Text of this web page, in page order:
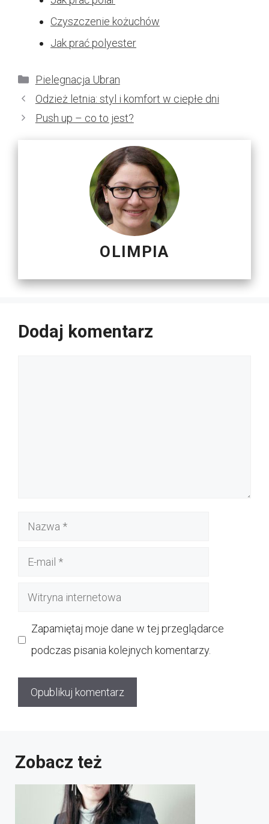
Czyszczenie kożuchów
Jak prać polyester
Kategorie
Pielegnacja Ubran
Odzież letnia: styl i komfort w ciepłe dni
Push up – co to jest?
OLIMPIA
Dodaj komentarz
Nazwa
Witryna
Zapamiętaj moje dane w tej przeglądarce
podczas pisania kolejnych komentarzy.
Zobacz też